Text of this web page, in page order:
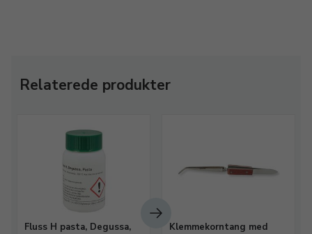
Relaterede produkter
Fluss H pasta, Degussa,
Klemmekorntang med